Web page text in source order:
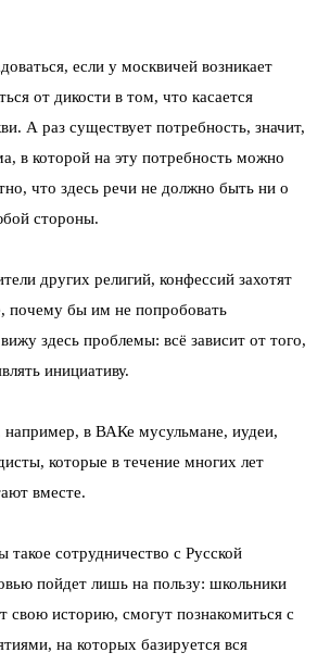
если у москвичей возникает
от дикости в том, что касается
А раз существует потребность, значит,
в которой на эту потребность можно
что здесь речи не должно быть ни о
стороны.
других религий, конфессий захотят
почему бы им не попробовать
здесь проблемы: всё зависит от того,
инициативу.
например, в ВАКе мусульмане, иудеи,
которые в течение многих лет
вместе.
сотрудничество с Русской
пойдет лишь на пользу: школьники
свою историю, смогут познакомиться с
на которых базируется вся